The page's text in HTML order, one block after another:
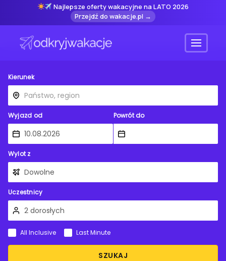
Najlepsze oferty wakacyjne na LATO 2026
Przejdź do wakacje.pl →
Menu
Kierunek
Wyjazd od Powrót do
Wylot z
Uczestnicy
SZUKAJ
All Inclusive Last Minute